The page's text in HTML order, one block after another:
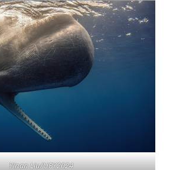
Yinan Liu/UPY2024